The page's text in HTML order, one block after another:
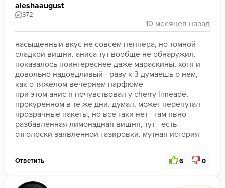
aleshaaugust
372
насыщенный вкус не совсем пеппера, но томной
сладкой вишни. аниса тут вообще не обнаружил.
показалось поинтереснее даже мараскины, хотя и
довольно надоедливый - разу к 3 думаешь о нем,
как о тяжелом вечернем парфюме
при этом анис я почувствовал у cherry limeade,
прокуренном в те же дни. думал, может перепутал
прозрачные пакеты, но все таки нет - там явно
разбавленная лимонадная вишня, тут - есть
отголоски заявленной газировки. мутная история
Ответить 6 0